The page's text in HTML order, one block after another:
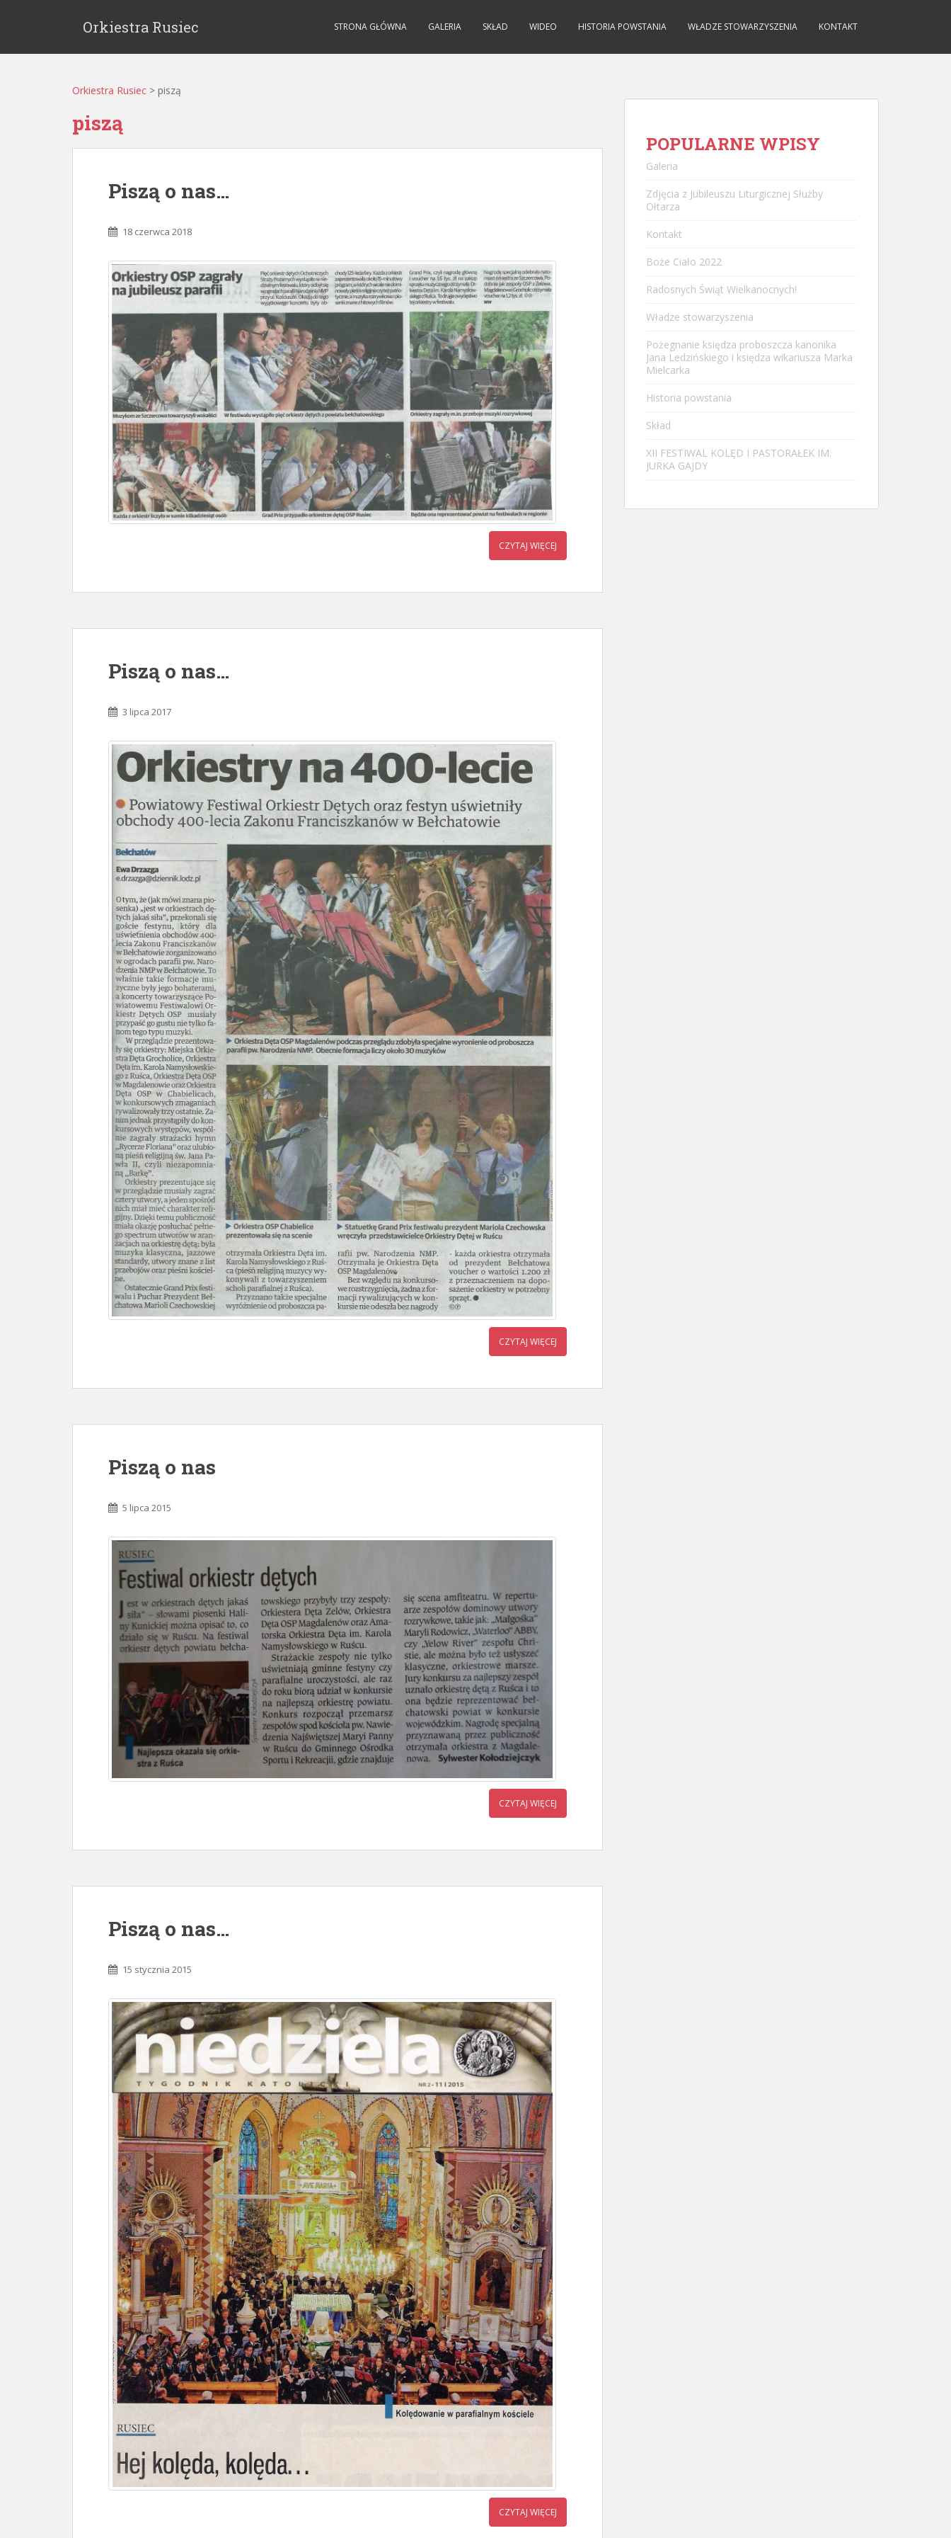
Orkiestra Rusiec STRONA GŁÓWNA GALERIA SKŁAD WIDEO HISTORIA POWSTANIA WŁADZE STOWARZYSZENIA KONTAKT
Orkiestra Rusiec > piszą
piszą
Piszą o nas…
18 czerwca 2018
CZYTAJ WIĘCEJ
Piszą o nas…
3 lipca 2017
CZYTAJ WIĘCEJ
Piszą o nas
5 lipca 2015
CZYTAJ WIĘCEJ
Piszą o nas…
15 stycznia 2015
CZYTAJ WIĘCEJ
POPULARNE WPISY
Galeria
Zdjęcia z Jubileuszu Liturgicznej Służby
Ołtarza
Kontakt
Boże Ciało 2022
Radosnych Świąt Wielkanocnych!
Władze stowarzyszenia
Pożegnanie księdza proboszcza kanonika
Jana Ledzińskiego i księdza wikariusza Marka
Mielcarka
Historia powstania
Skład
XII FESTIWAL KOLĘD I PASTORAŁEK IM.
JURKA GAJDY